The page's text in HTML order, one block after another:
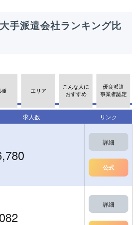
手派遣会社ランキング比
種 エリア
こんな人に
おすすめ
優良派遣
事業者認定
求人数 リンク
詳細
公式
詳細